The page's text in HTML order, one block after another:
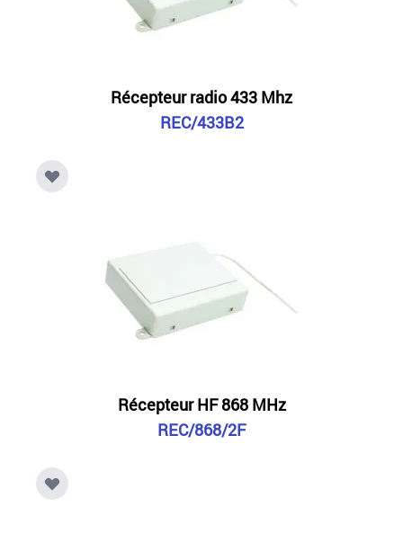
Récepteur radio 433 Mhz
REC/433B2
Récepteur HF 868 MHz
REC/868/2F